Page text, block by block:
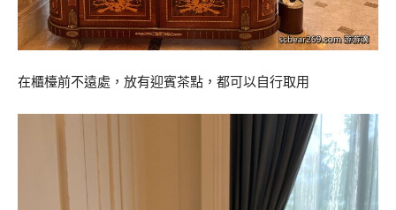
在櫃檯前不遠處，放有迎賓茶點，都可以自行取用